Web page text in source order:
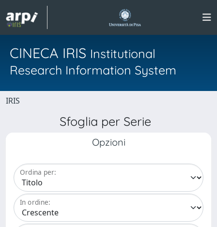
CINECA IRIS Institutional
Research Information System
IRIS
Sfoglia per Serie
Opzioni
Ordina per:
In ordine: